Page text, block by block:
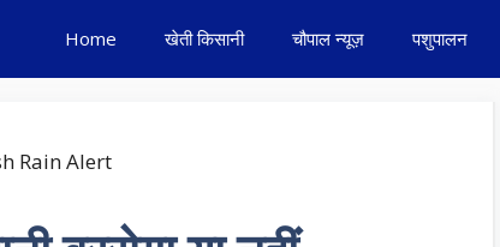
Home खेती किसानी चौपाल न्यूज़ पशुपालन